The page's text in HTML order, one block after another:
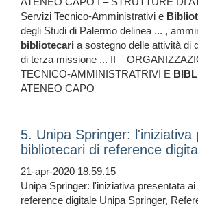
Servizi Tecnico-Amministrativi e
degli Studi di Palermo delinea ... ,
bibliotecari a sostegno delle attività di
di terza missione ... II –
TECNICO-AMMINISTRATRIVI E
ATENEO CAPO
5. Unipa Springer: l'iniziativa
bibliotecari di reference
21-apr-2020 18.59.15
Unipa Springer: l'iniziativa presentata ai
reference digitale Unipa Springer,